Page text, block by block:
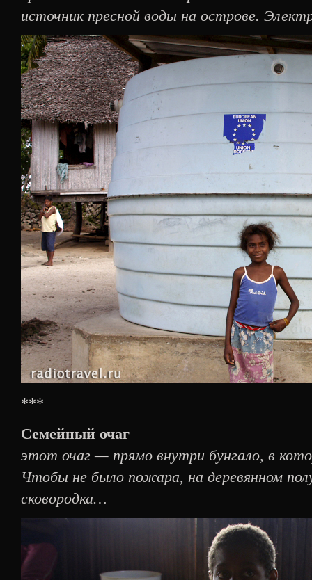
источник пресной воды на острове.
***
Семейный очаг
этот очаг — прямо внутри бунгало, в
Чтобы не было пожара, на деревянном
сковородка…